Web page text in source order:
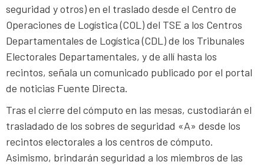
seguridad y otros) en el traslado desde el Centro de
Operaciones de Logística (COL) del TSE a los Centros
Departamentales de Logística (CDL) de los Tribunales
Electorales Departamentales, y de allí hasta los
recintos, señala un comunicado publicado por el portal
de noticias Fuente Directa.
Tras el cierre del cómputo en las mesas, custodiarán el
trasladado de los sobres de seguridad «A» desde los
recintos electorales a los centros de cómputo.
Asimismo, brindarán seguridad a los miembros de las